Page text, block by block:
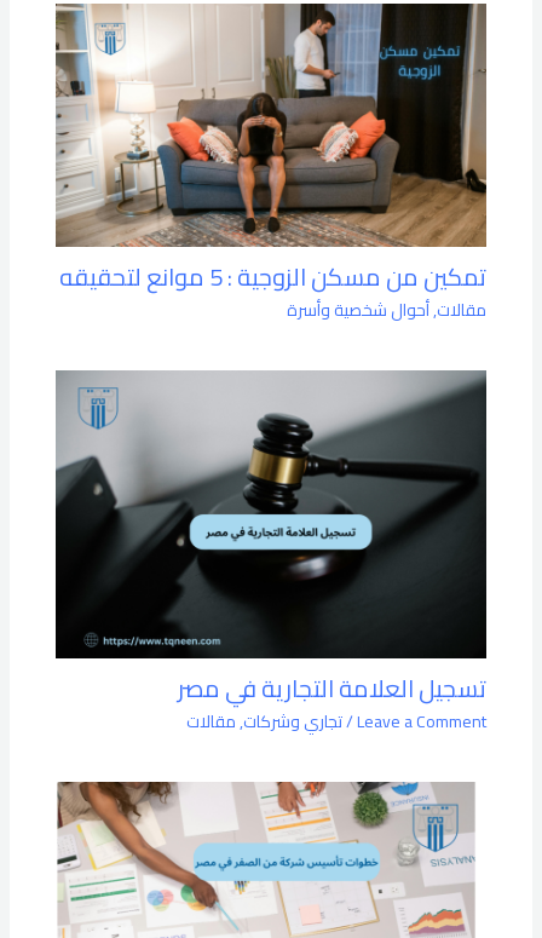
تمكين من مسكن الزوجية : 5 موانع لتحقيقه
مقالات,أحوال شخصية وأسرة
تسجيل العلامة التجارية في مصر
Leave a Comment
/تجاري وشركات,مقالات